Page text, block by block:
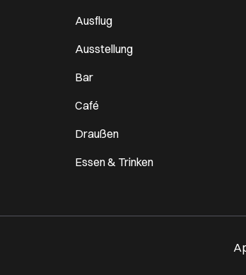
Ausflug
Ausstellung
Bar
Café
Draußen
Essen & Trinken